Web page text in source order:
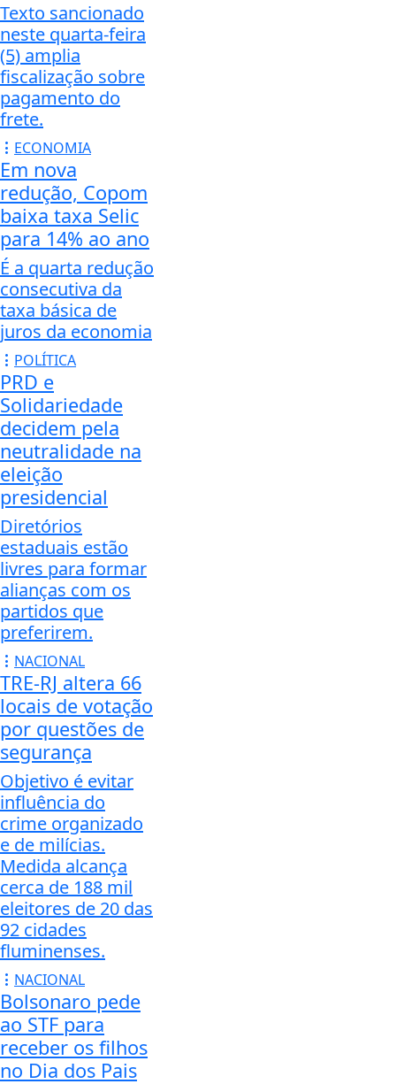
Texto sancionado
neste quarta-feira
(5) amplia
fiscalização sobre
pagamento do
frete.
ECONOMIA
Em nova
redução, Copom
baixa taxa Selic
para 14% ao ano
É a quarta redução
consecutiva da
taxa básica de
juros da economia
POLÍTICA
PRD e
Solidariedade
decidem pela
neutralidade na
eleição
presidencial
Diretórios
estaduais estão
livres para formar
alianças com os
partidos que
preferirem.
NACIONAL
TRE-RJ altera 66
locais de votação
por questões de
segurança
Objetivo é evitar
influência do
crime organizado
e de milícias.
Medida alcança
cerca de 188 mil
eleitores de 20 das
92 cidades
fluminenses.
NACIONAL
Bolsonaro pede
ao STF para
receber os filhos
no Dia dos Pais